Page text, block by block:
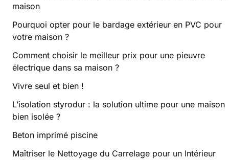
maison
Pourquoi opter pour le bardage extérieur en PVC pour
votre maison ?
Comment choisir le meilleur prix pour une pieuvre
électrique dans sa maison ?
Vivre seul et bien !
L’isolation styrodur : la solution ultime pour une maison
bien isolée ?
Beton imprimé piscine
Maîtriser le Nettoyage du Carrelage pour un Intérieur